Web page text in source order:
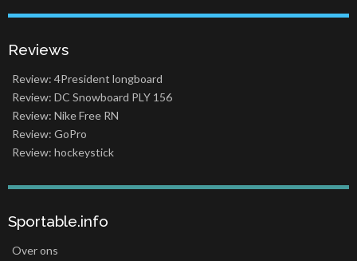
Reviews
Review: 4President longboard
Review: DC Snowboard PLY 156
Review: Nike Free RN
Review: GoPro
Review: hockeystick
Sportable.info
Over ons